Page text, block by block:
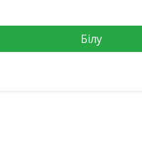
Білу